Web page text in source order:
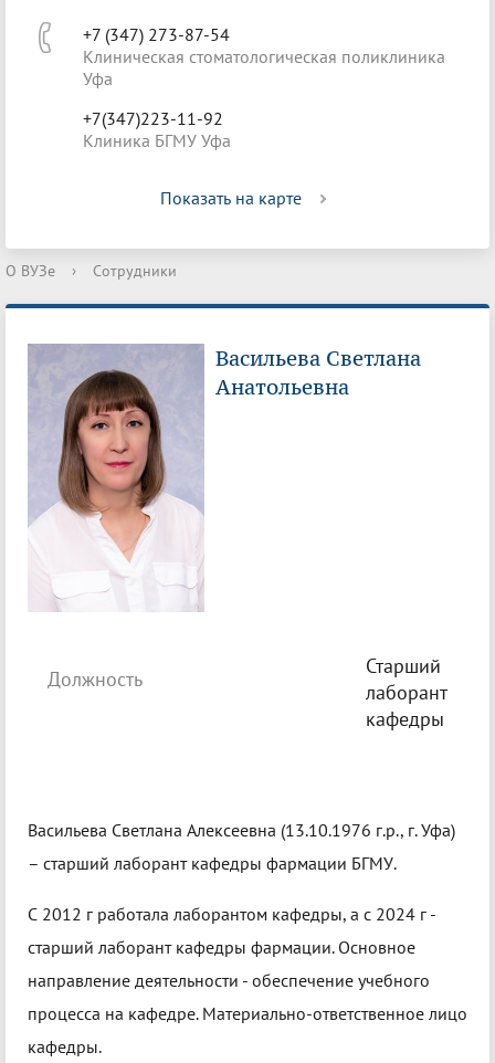
+7 (347) 273-87-54
Клиническая стоматологическая поликлиника
Уфа
+7(347)223-11-92
Клиника БГМУ Уфа
Показать на карте
О ВУЗе › Сотрудники
Васильева Светлана
Анатольевна
Должность
Старший
лаборант
кафедры
Васильева Светлана Алексеевна (13.10.1976 г.р., г. Уфа)
– старший лаборант кафедры фармации БГМУ.
С 2012 г работала лаборантом кафедры, а с 2024 г -
старший лаборант кафедры фармации. Основное
направление деятельности - обеспечение учебного
процесса на кафедре. Материально-ответственное лицо
кафедры.